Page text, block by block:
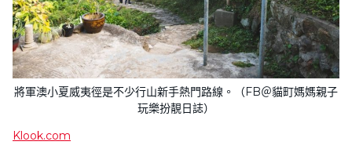
將軍澳小夏威夷徑是不少行山新手熱門路線。（FB＠貓町媽媽親子
玩樂扮靚日誌）
Klook.com